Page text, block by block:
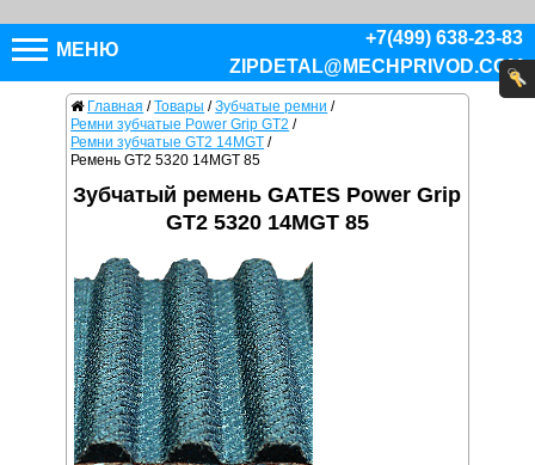
МЕНЮ
+7(499) 638-23-83
ZIPDETAL@MECHPRIVOD.COM
Главная / Товары / Зубчатые ремни /
Ремни зубчатые Power Grip GT2 /
Ремни зубчатые GT2 14MGT /
Ремень GT2 5320 14MGT 85
Зубчатый ремень GATES Power Grip
GT2 5320 14MGT 85